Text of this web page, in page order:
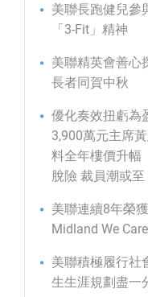
美聯長跑健兒參
「3-Fit」精神
美聯精英會善心
長者同賀中秋
優化奏效扭虧為
3,900萬元主席
料全年樓價升幅
脫險 裁員潮或
美聯連續8年榮
Midland We
美聯積極履行社
生生涯規劃盡一